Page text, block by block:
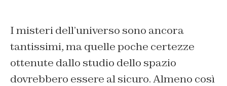
I misteri dell’universo sono ancora
tantissimi, ma quelle poche certezze
ottenute dallo studio dello spazio
dovrebbero essere al sicuro. Almeno così